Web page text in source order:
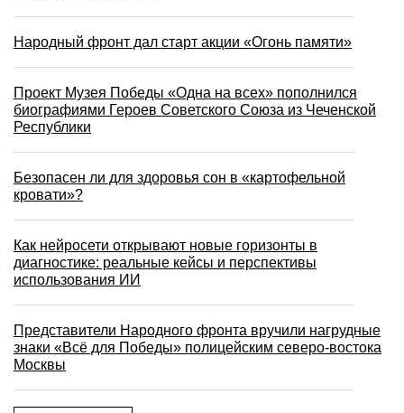
Народный фронт дал старт акции «Огонь памяти»
Проект Музея Победы «Одна на всех» пополнился
биографиями Героев Советского Союза из Чеченской
Республики
Безопасен ли для здоровья сон в «картофельной
кровати»?
Как нейросети открывают новые горизонты в
диагностике: реальные кейсы и перспективы
использования ИИ
Представители Народного фронта вручили нагрудные
знаки «Всё для Победы» полицейским северо-востока
Москвы